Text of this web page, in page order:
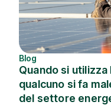
Blog
Quando si
qualcuno si fa
del settore